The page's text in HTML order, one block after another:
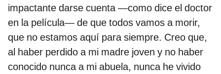
impactante darse cuenta —como dice el doctor
en la película— de que todos vamos a morir,
que no estamos aquí para siempre. Creo que,
al haber perdido a mi madre joven y no haber
conocido nunca a mi abuela, nunca he vivido